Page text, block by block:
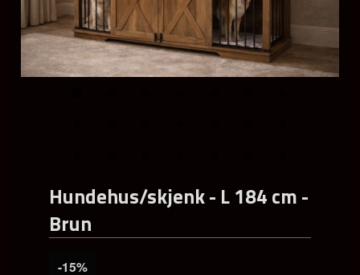
Hundehus/skjenk - L 184 cm -
Brun
-15%